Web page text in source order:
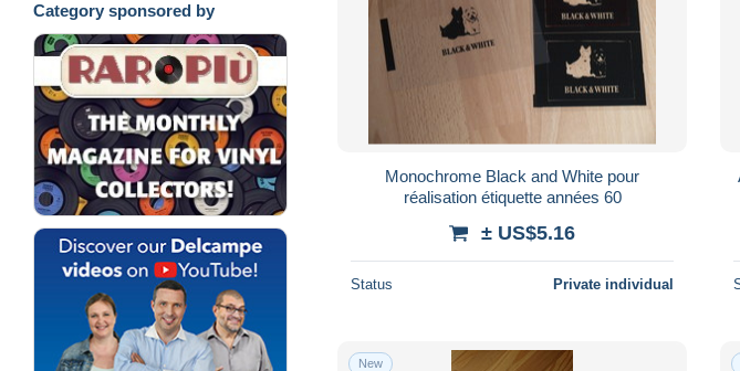
Category sponsored by
Monochrome Black and White pour
réalisation étiquette années 60
± US$5.16
Status Private individual
New